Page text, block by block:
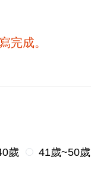
完成。
歲
41歲~50歲